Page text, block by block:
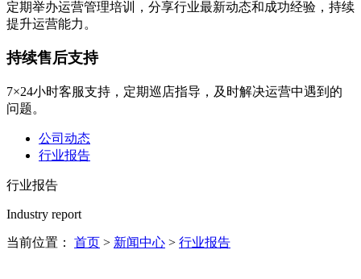
定期举办运营管理培训，分享行业最新动态和成功经验，持续
提升运营能力。
持续售后支持
7×24小时客服支持，定期巡店指导，及时解决运营中遇到的
问题。
公司动态
行业报告
行业报告
Industry report
当前位置： 首页 > 新闻中心 > 行业报告